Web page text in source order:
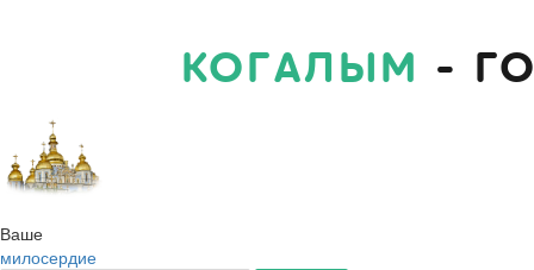
КОГАЛЫМ -
Ваше
милосердие